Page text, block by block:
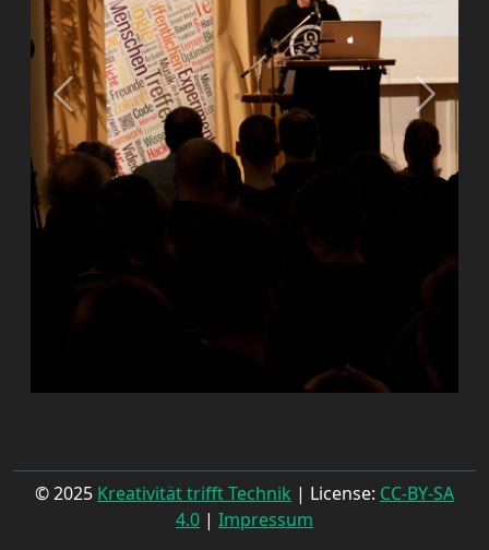
© 2025 Kreativität trifft Technik | License: CC-BY-SA
4.0 | Impressum